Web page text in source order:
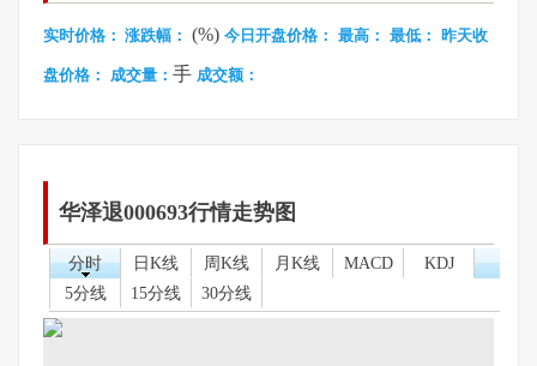
实时价格： 涨跌幅： (%) 今日开盘价格： 最高： 最低： 昨天收
盘价格： 成交量： 手 成交额：
华泽退000693行情走势图
分时 日K线 周K线 月K线 MACD
KDJ
5分线
15分线 30分线